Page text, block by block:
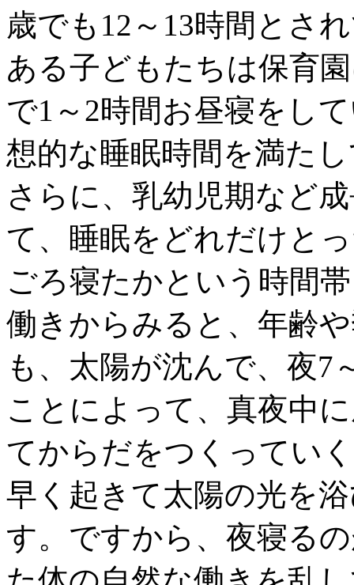
歳でも12～13時間とさ
ある子どもたちは保育
で1～2時間お昼寝をし
想的な睡眠時間を満た
さらに、乳幼児期など
て、睡眠をどれだけと
ごろ寝たかという時間
働きからみると、年齢
も、太陽が沈んで、夜7
ことによって、真夜中
てからだをつくってい
早く起きて太陽の光を
す。ですから、夜寝る